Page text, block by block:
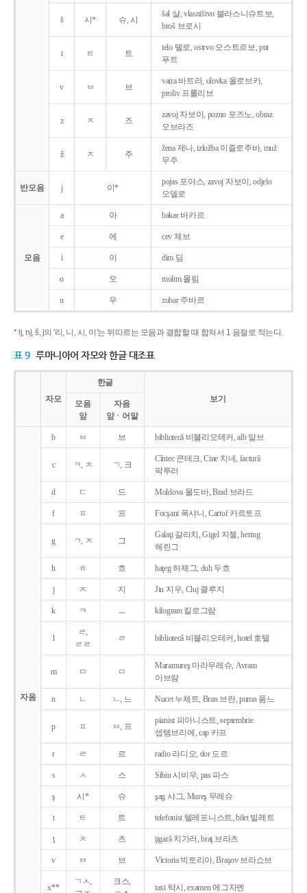
š 시* 슈, 시
šal 샬, vlasništvo 블라스니슈트보,
broš 브로시
t ㅌ 트
telo 텔로, ostrvo 오스트르보, put
푸트
v ㅂ 브
vatra 바트라, olovka 올로브카,
proliv 프롤리브
z ㅈ 즈
zavoj 자보이, pozno 포즈노, obraz
오브라즈
ž ㅈ 주
žena 제나, izložba 이즐로주바, muž
무주
반모음 j 이*
pojas 포야스, zavoj 자보이, odjelo
오델로
모음
a 아 bakar 바카르
e 에 cev 체브
i 이 dim 딤
o 오 molim 몰림
u 우 zubar 주바르
* lj, nj, š, j의 '리, 니, 시, 이'는 뒤따르는 모음과 결합할 때 합쳐서 1 음절로 적는다.
표 9 루마니아어 자모와 한글 대조표
자모
한글
보기
모음
앞
자음
앞ㆍ어말
자음
b ㅂ 브 bibliotecǎ 비블리오테커, alb 알브
c ㅋ, ㅊ ㄱ, 크
Cîntec 큰테크, Cine 치네, facturǎ
팍투러
d ㄷ 드 Moldova 몰도바, Brad 브라드
f ㅍ 프 Focşani 폭샤니, Cartof 카르토프
g ㄱ, ㅈ 그
Galaţi 갈라치, Gigel 지젤, hering
헤린그
h ㅎ 흐 haţeg 하체그, duh 두흐
j ㅈ 지 Jiu 지우, Cluj 클루지
k ㅋ ㅡ kilogram 킬로그람
l
ㄹ,
ㄹㄹ
ㄹ bibliotecǎ 비블리오테커, hotel 호텔
m ㅁ ㅁ
Maramureş 마라무레슈, Avram
아브람
n ㄴ ㄴ, 느 Nucet 누체트, Bran 브란, pumn 품느
p ㅍ ㅂ, 프
pianist 피아니스트, septembrie
셉템브리에, cap 카프
r ㄹ 르 radio 라디오, dor 도르
s ㅅ 스 Sibiu 시비우, pas 파스
ş 시* 슈 şag 샤그, Mureş 무레슈
t ㅌ 트 telefonist 텔레포니스트, bilet 빌레트
ţ ㅊ 츠 ţigarǎ 치가러, braţ 브라츠
v ㅂ 브 Victoria 빅토리아, Braşov 브라쇼브
x**
ㄱㅅ,
크스,
taxi 탁시, examen 에그자멘